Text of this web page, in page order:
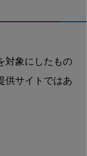
対象にしたもの
供サイトではあ